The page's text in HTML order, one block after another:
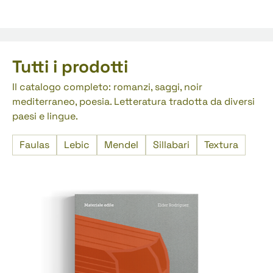
Tutti i prodotti
Il catalogo completo: romanzi, saggi, noir
mediterraneo, poesia. Letteratura tradotta da diversi
paesi e lingue.
Faulas Lebic Mendel Sillabari Textura